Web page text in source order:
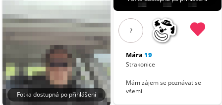
Fotka dostupná po přihlášení
?
Mára 19
Strakonice
Mám zájem se poznávat se
všemi